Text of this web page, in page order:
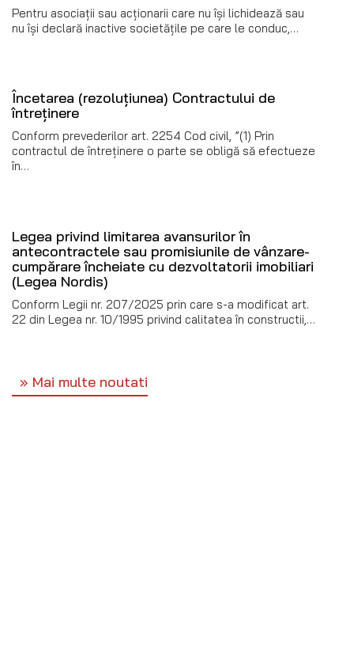
Pentru asociații sau acționarii care nu își lichidează sau
nu își declară inactive societățile pe care le conduc,…
Încetarea (rezoluțiunea) Contractului de
întreținere
Conform prevederilor art. 2254 Cod civil, ”(1) Prin
contractul de întreținere o parte se obligă să efectueze
în…
Legea privind limitarea avansurilor în
antecontractele sau promisiunile de vânzare-
cumpărare încheiate cu dezvoltatorii imobiliari
(Legea Nordis)
Conform Legii nr. 207/2025 prin care s-a modificat art.
22 din Legea nr. 10/1995 privind calitatea în constructii,…
Mai multe noutati